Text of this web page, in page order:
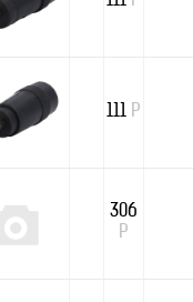
111 Р
306
Р